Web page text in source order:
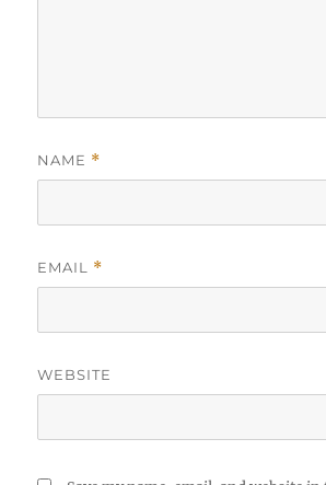
NAME *
EMAIL *
WEBSITE